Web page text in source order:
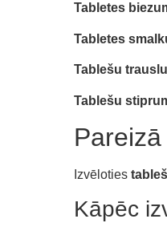
Tabletes
Tabletes
Tablešu
Tablešu
Izvēloties
Kāpēc